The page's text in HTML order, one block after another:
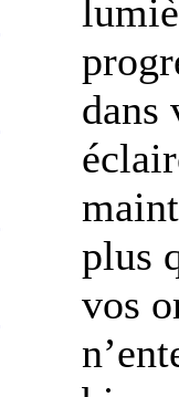
dans
plus
vos